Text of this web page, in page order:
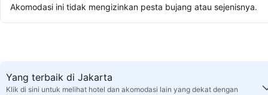
Akomodasi ini tidak mengizinkan pesta bujang atau sejenisnya.
Yang terbaik di Jakarta
Klik di sini untuk melihat hotel dan akomodasi lain yang dekat dengan